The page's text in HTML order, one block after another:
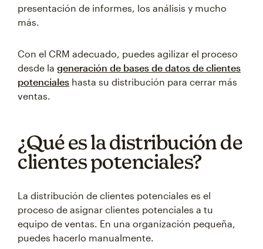
presentación de informes, los análisis y mucho
más.
Con el CRM adecuado, puedes agilizar el proceso
desde la generación de bases de datos de clientes
potenciales hasta su distribución para cerrar más
ventas.
¿Qué es la distribución de
clientes potenciales?
La distribución de clientes potenciales es el
proceso de asignar clientes potenciales a tu
equipo de ventas. En una organización pequeña,
puedes hacerlo manualmente.